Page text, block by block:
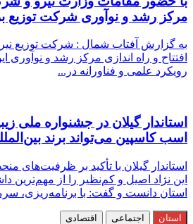
مركز رشد و نوآوری شركت توزیع
به گزارش آفتاب شمال : شرکت توزیع
افتتاح و راه اندازی مرکز رشد و
رویکرد علمی و فناورانه در...
استاندار گیلان در جشنواره ملی
اسب کاسپین می‌تواند برند
استاندار گیلان با تأکید بر ظرفیت‌های
این نژاد اصیل و کم‌نظیر را از مهم‌ترین
استان دانست و گفت: با برنامه‌ریزی،
استان اجتماعی اقتصادی